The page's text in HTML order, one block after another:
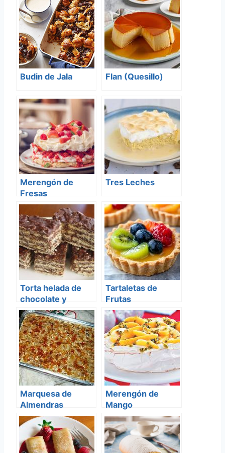
Budin de Jala Flan (Quesillo)
Merengón de
Fresas
Tres Leches
Torta helada de
chocolate y
galletas
Tartaletas de
Frutas
Marquesa de
Almendras
Merengón de
Mango